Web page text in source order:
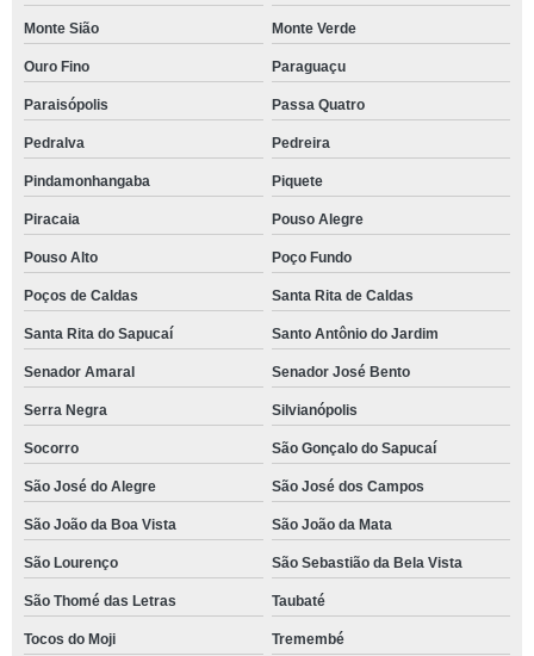
Monte Sião Monte Verde
Ouro Fino Paraguaçu
Paraisópolis Passa Quatro
Pedralva Pedreira
Pindamonhangaba Piquete
Piracaia Pouso Alegre
Pouso Alto Poço Fundo
Poços de Caldas Santa Rita de Caldas
Santa Rita do Sapucaí Santo Antônio do Jardim
Senador Amaral Senador José Bento
Serra Negra Silvianópolis
Socorro São Gonçalo do Sapucaí
São José do Alegre São José dos Campos
São João da Boa Vista São João da Mata
São Lourenço São Sebastião da Bela Vista
São Thomé das Letras Taubaté
Tocos do Moji Tremembé